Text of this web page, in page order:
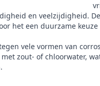
de meest gebruikte
en veelzijdigheid.
het een duurzame
vele vormen van
zout- of chloorwater,